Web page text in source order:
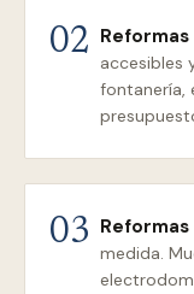
02 Reformas
accesibles
fontanería,
03
medida.